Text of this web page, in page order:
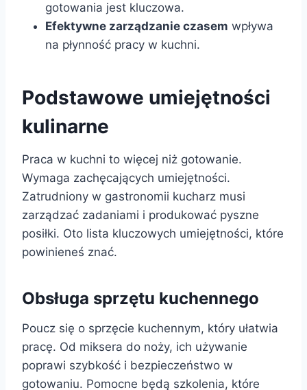
gotowania jest kluczowa.
Efektywne zarządzanie czasem wpływa
na płynność pracy w kuchni.
Podstawowe umiejętności
kulinarne
Praca w kuchni to więcej niż gotowanie.
Wymaga zachęcających umiejętności.
Zatrudniony w gastronomii kucharz musi
zarządzać zadaniami i produkować pyszne
posiłki. Oto lista kluczowych umiejętności, które
powinieneś znać.
Obsługa sprzętu kuchennego
Poucz się o sprzęcie kuchennym, który ułatwia
pracę. Od miksera do noży, ich używanie
poprawi szybkość i bezpieczeństwo w
gotowaniu. Pomocne będą szkolenia, które